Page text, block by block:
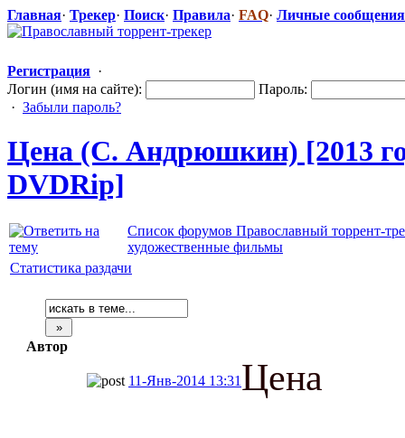
Главная· Трекер· Поиск· Правила· FAQ· Личные сообщения
Регистрация ·
Логин (имя на сайте):
Пароль:
· Забыли пароль?
Цена (С. Андрюшкин) [2013
DVDRip]
Список форумов Православный торрент-
художественные фильмы
Статистика раздачи
Автор
11-Янв-2014 13:31 Цена